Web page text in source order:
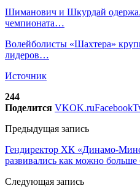
Шиманович и Шкурдай
чемпионата…
Волейболисты «Шахтера»
лидеров…
Источник
244
Поделится VKOK.ruFacebook
Предыдущая запись
Гендиректор ХК «Динамо-
развивались как можно больше
Следующая запись